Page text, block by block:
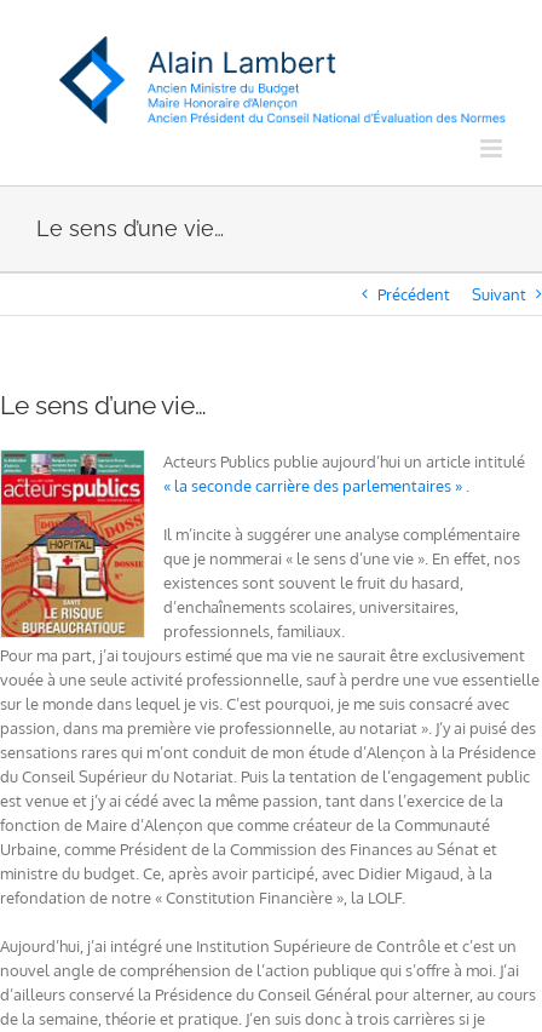
Le sens d’une vie…
Précédent Suivant
Le sens d’une vie…
Acteurs Publics publie aujourd’hui un article intitulé
« la seconde carrière des parlementaires »
Il m’incite à suggérer une analyse complémentaire
que je nommerai « le sens d’une vie ». En effet, nos
existences sont souvent le fruit du hasard,
d’enchaînements scolaires, universitaires,
professionnels, familiaux.
Pour ma part, j’ai toujours estimé que ma vie ne saurait être exclusivement
vouée à une seule activité professionnelle, sauf à perdre une vue essentielle
sur le monde dans lequel je vis. C’est pourquoi, je me suis consacré avec
passion, dans ma première vie professionnelle, au notariat ». J’y ai puisé des
sensations rares qui m’ont conduit de mon étude d’Alençon à la Présidence
du Conseil Supérieur du Notariat. Puis la tentation de l’engagement public
est venue et j’y ai cédé avec la même passion, tant dans l’exercice de la
fonction de Maire d’Alençon que comme créateur de la Communauté
Urbaine, comme Président de la Commission des Finances au Sénat et
ministre du budget. Ce, après avoir participé, avec Didier Migaud, à la
refondation de notre « Constitution Financière », la LOLF.
Aujourd’hui, j’ai intégré une Institution Supérieure de Contrôle et c’est un
nouvel angle de compréhension de l’action publique qui s’offre à moi. J’ai
d’ailleurs conservé la Présidence du Conseil Général pour alterner, au cours
de la semaine, théorie et pratique. J’en suis donc à trois carrières si je